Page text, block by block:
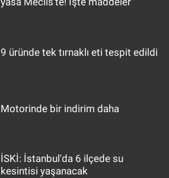
9 üründe tek tırnaklı eti tespit edildi
Motorinde bir indirim daha
İSKİ: İstanbul'da 6 ilçede su
kesintisi yaşanacak